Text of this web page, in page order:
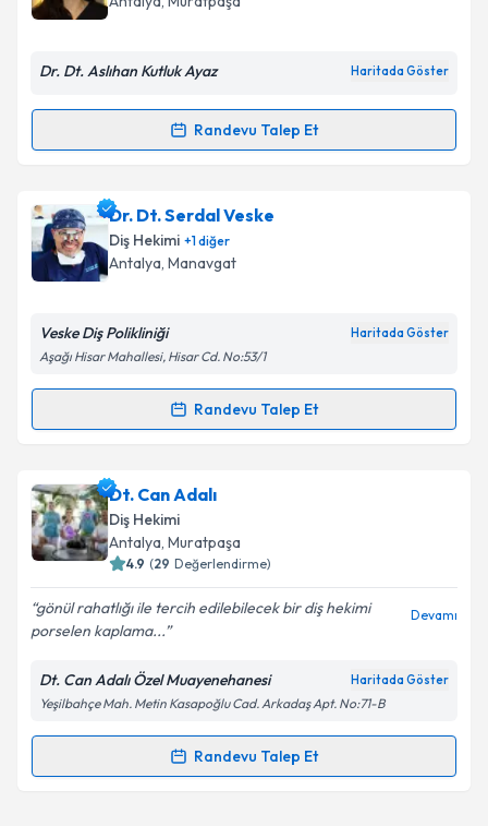
Kişisel verilerimin işlenmesine ilişkinAydınlatma
Takvim Talebini Gönder
Dr. Dt. Aslıhan Kutluk Ayaz Haritada Göster
Randevu Talep Et
Randevu Takvimi Talebi
Dr. Dt. Aslıhan Kutluk Ayaziçin randevu takvimi
talebi oluşturun. Size bu uzmandan randevu almanız
için bir takvim hazırlandığında e-posta ile
bilgilendireceğiz.
Kişisel verilerimin işlenmesine ilişkinAydınlatma
kapsamda işlenmesini kabul ediyorum.
Takvim Talebini Gönder
Dr. Dt. Serdal Veske
Diş Hekimi +1diğer
Antalya, Manavgat
Veske Diş Polikliniği Haritada Göster
Aşağı Hisar Mahallesi, Hisar Cd. No:53/1
Randevu Talep Et
Randevu Takvimi Talebi
Dr. Dt. Serdal Veske
oluşturun. Size bu uzmandan randevu almanız için bir
takvim hazırlandığında e-posta ile bilgilendireceğiz.
Kişisel verilerimin işlenmesine ilişkin
Aydınlatma
Metni'ni okudum ve kişisel verilerimin belirtilen
kapsamda işlenmesini kabul ediyorum.
Dt. Can Adalı
Diş Hekimi
Antalya, Muratpaşa
4.9 (29 Değerlendirme)
gönül rahatlığı ile tercih edilebilecek bir diş hekimi
porselen kaplama...
Devamı
Dt. Can Adalı Özel Muayenehanesi Haritada Göster
Yeşilbahçe Mah. Metin Kasapoğlu Cad. Arkadaş Apt. No:71-B
Randevu Talep Et
Randevu Takvimi Talebi